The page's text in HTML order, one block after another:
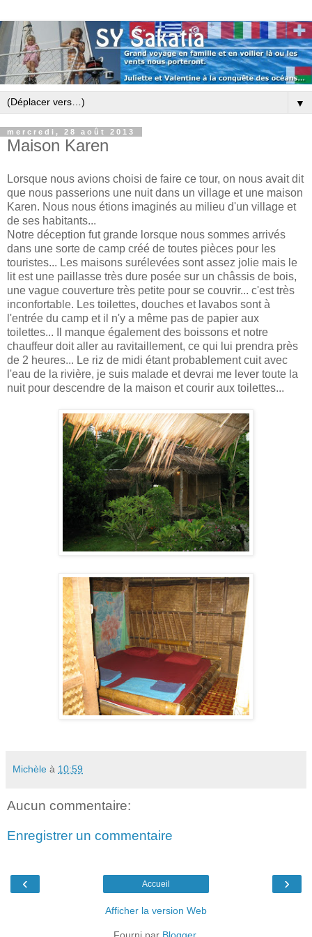
▼
mercredi, 28 août 2013
Maison Karen
Lorsque nous avions choisi de faire ce tour, on nous avait dit
que nous passerions une nuit dans un village et une maison
Karen. Nous nous étions imaginés au milieu d'un village et
de ses habitants...
Notre déception fut grande lorsque nous sommes arrivés
dans une sorte de camp créé de toutes pièces pour les
touristes... Les maisons surélevées sont assez jolie mais le
lit est une paillasse très dure posée sur un châssis de bois,
une vague couverture très petite pour se couvrir... c'est très
inconfortable. Les toilettes, douches et lavabos sont à
l'entrée du camp et il n'y a même pas de papier aux
toilettes... Il manque également des boissons et notre
chauffeur doit aller au ravitaillement, ce qui lui prendra près
de 2 heures... Le riz de midi étant probablement cuit avec
l'eau de la rivière, je suis malade et devrai me lever toute la
nuit pour descendre de la maison et courir aux toilettes...
Michèle à 10:59
Aucun commentaire:
Enregistrer un commentaire
‹ ›
Accueil
Afficher la version Web
Fourni par Blogger.